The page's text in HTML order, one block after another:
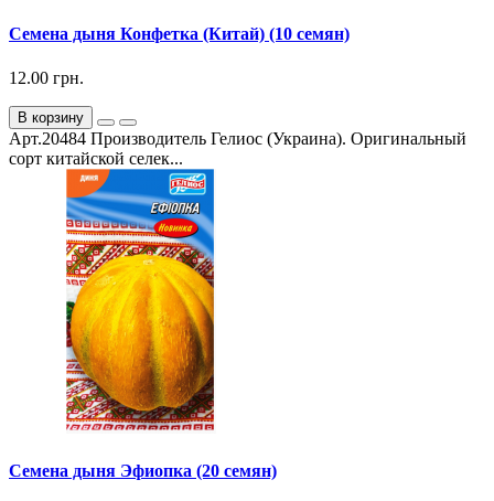
Семена дыня Конфетка (Китай) (10 семян)
12.00 грн.
В корзину
Арт.20484 Производитель Гелиос (Украина). Оригинальный
сорт китайской селек...
Семена дыня Эфиопка (20 семян)